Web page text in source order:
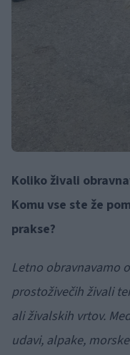
Koliko živali
Komu vse ste že
prakse?
Letno obravnavamo
prostoživečih živali
ali živalskih vrtov.
udavi, alpake,